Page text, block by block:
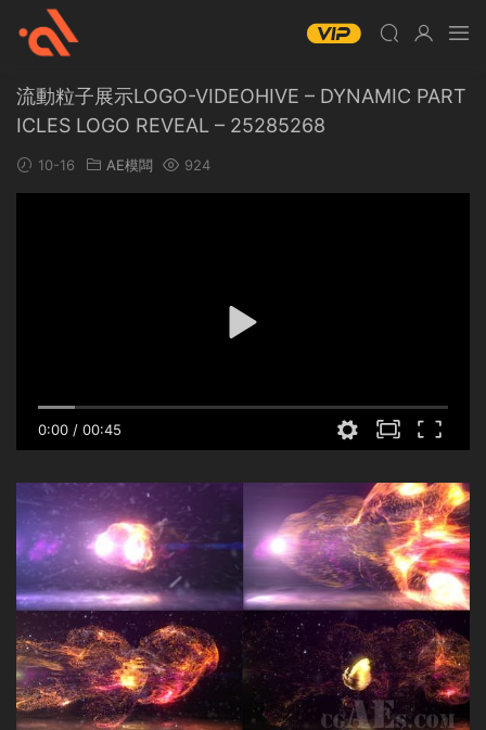
流動粒子展示LOGO-VIDEOHIVE – DYNAMIC PART
ICLES LOGO REVEAL – 25285268
10-16 AE模闆 924
0:00 / 00:45